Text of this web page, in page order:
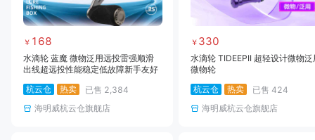
￥ 168
水滴轮 蓝魔 微物泛用远投雷强顺滑
出线超远投性能稳定低故障新手友好
杭云仓
热卖 已售 2,384
海明威杭云仓旗舰店
￥ 330
水滴轮 TIDEEPII 超轻设计微物泛
微物轮
杭云仓
热卖 已售 424
海明威杭云仓旗舰店